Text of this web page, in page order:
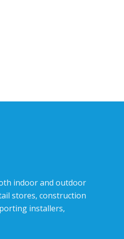
indoor and outdoor
stores, construction
installers,